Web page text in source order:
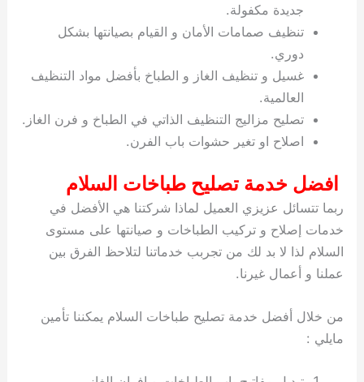
جديدة مكفولة.
تنظيف صمامات الأمان و القيام بصيانتها بشكل
دوري.
غسيل و تنظيف الغاز و الطباخ بأفضل مواد التنظيف
العالمية.
تصليح مزاليج التنظيف الذاتي في الطباخ و فرن الغاز.
اصلاح او تغير حشوات باب الفرن.
افضل خدمة تصليح طباخات السلام
ربما تتسائل عزيزي العميل لماذا شركتنا هي الأفضل في
خدمات إصلاح و تركيب الطباخات و صيانتها على مستوى
السلام لذا لا بد لك من تجربب خدماتنا لتلاحظ الفرق بين
عملنا و أعمال غيرنا.
من خلال أفضل خدمة تصليح طباخات السلام يمكننا تأمين
مايلي :